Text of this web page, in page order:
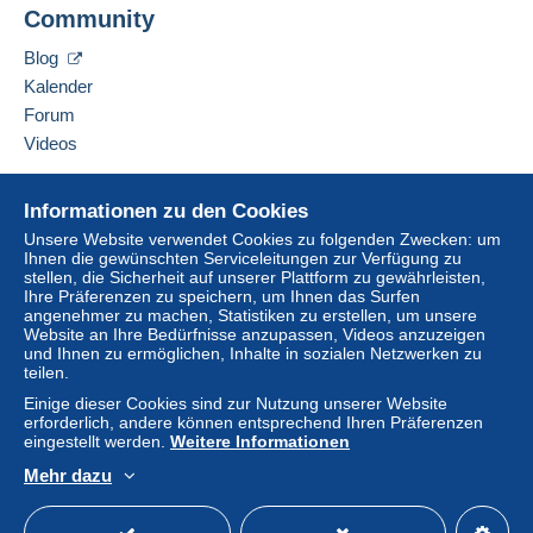
sei es aus Verzug, Unmöglichkeit der Leistung,
Erfüllungsort ist der Sitz des Versteigerers:
Versteigerer/Käufer ergebenden Streitigkeiten,
Käufer Vollkaufmann, juristische Person des
Sitz des Versteigerers. Der gleiche Gerichtsstand
Inland hat oder nach Vertragsabschluß seinen
oder sein Wohnsitz oder gewöhnlicher Aufenthaltsort
Informationen zu den Cookies
Unsere Website verwendet Cookies zu folgenden Zwecken: um
Ihnen die gewünschten Serviceleitungen zur Verfügung zu
stellen, die Sicherheit auf unserer Plattform zu gewährleisten,
Ihre Präferenzen zu speichern, um Ihnen das Surfen
angenehmer zu machen, Statistiken zu erstellen, um unsere
Website an Ihre Bedürfnisse anzupassen, Videos anzuzeigen
und Ihnen zu ermöglichen, Inhalte in sozialen Netzwerken zu
teilen.
Einige dieser Cookies sind zur Nutzung unserer Website
erforderlich, andere können entsprechend Ihren Präferenzen
eingestellt werden. Weitere Informationen
Mehr dazu
Community
Blog
Kalender
Forum
Videos
Online-Hilfe
Auf Delcampe kaufen
Auf Delcampe verkaufen
Eine sichere Website